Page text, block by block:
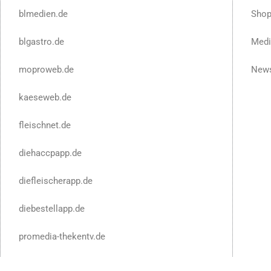
blmedien.de
blgastro.de
moproweb.de
kaeseweb.de
fleischnet.de
diehaccpapp.de
diefleischerapp.de
diebestellapp.de
promedia-thekentv.de
Shop